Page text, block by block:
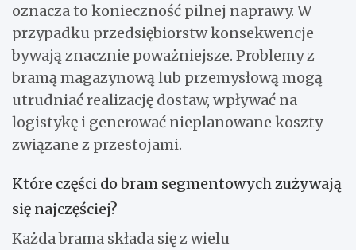
oznacza to konieczność pilnej naprawy. W
przypadku przedsiębiorstw konsekwencje
bywają znacznie poważniejsze. Problemy z
bramą magazynową lub przemysłową mogą
utrudniać realizację dostaw, wpływać na
logistykę i generować nieplanowane koszty
związane z przestojami.
Które części do bram segmentowych zużywają
się najczęściej?
Każda brama składa się z wielu